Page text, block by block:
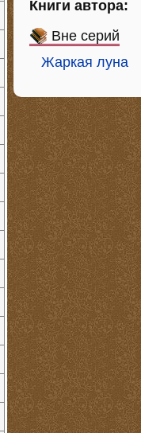
Книги автора:
Вне серий
Жаркая луна